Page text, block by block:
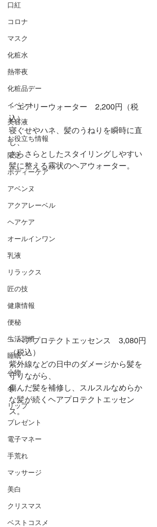
口紅
コロナ
マスク
化粧水
熱帯夜
化粧品デー
イベント
美容液
お役立ち情報
限定
ボディーケア
アベンヌ
アクアレーベル
ヘアケア
オールインワン
乳液
リラックス
匠の技
健康情報
便秘
生活習慣
睡眠
小物
冬
リップ
プレゼント
電子マネー
手荒れ
マッサージ
美白
クリスマス
ベストコスメ
・エアリーウォーター　2,200円（税
込）
寝ぐせやハネ、髪のうねりを瞬時に直
し、
さらさらとしたスタイリングしやすい
髪に整える霧状のヘアウォーター。
・ヘアプロテクトエッセンス　3,080円
（税込）
紫外線などの日中のダメージから髪を
守りながら、
傷んだ髪を補修し、スルスルなめらか
な髪が続くヘアプロテクトエッセン
ス。